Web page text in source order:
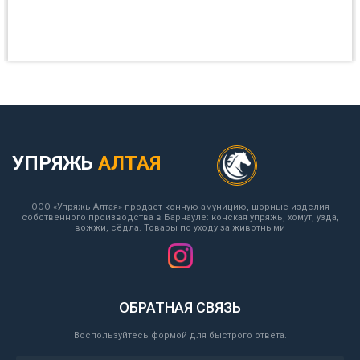
УПРЯЖЬ АЛТАЯ
ООО «Упряжь Алтая» продает конную амуницию, шорные изделия
собственного производства в Барнауле: конская упряжь, хомут, узда,
вожжи, сёдла. Товары по уходу за животными
ОБРАТНАЯ СВЯЗЬ
Воспользуйтесь формой для быстрого ответа.